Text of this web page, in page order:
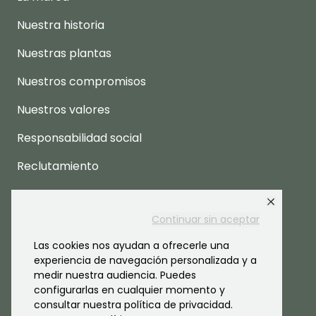
Continuar sin aceptar
Las cookies nos ayudan a ofrecerle una
experiencia de navegación personalizada y a
medir nuestra audiencia. Puedes
configurarlas en cualquier momento y
consultar nuestra política de privacidad.
Nuestra historia
Nuestras plantas
Nuestros compromisos
Nuestros valores
Responsabilidad social
Reclutamiento
Espacio prensa